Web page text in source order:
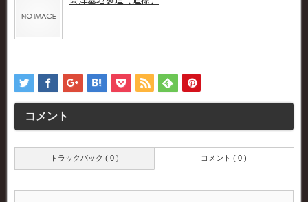
コメント
トラックバック ( 0 ) コメント ( 0 )